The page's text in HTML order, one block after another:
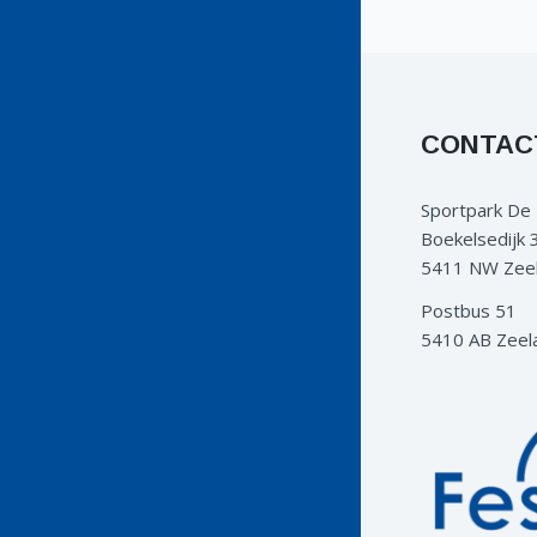
Sportpark De
Boekelsedijk
5411 NW
Postbus 51
5410 AB